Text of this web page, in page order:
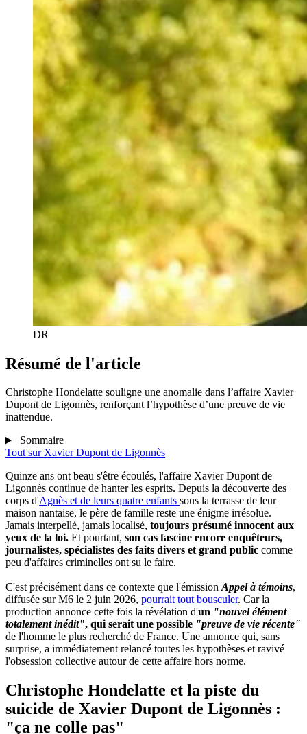
DR
Résumé de l'article
Christophe Hondelatte souligne une anomalie dans l’affaire Xavier
Dupont de Ligonnès, renforçant l’hypothèse d’une preuve de vie
inattendue.
Sommaire
Tout surXavier Dupont de Ligonnès
Quinze ans ont beau s'être écoulés, l'affaire Xavier Dupont de
Ligonnès continue de hanter les esprits. Depuis la découverte des
corps d'Agnès et de leurs quatre enfants sous la terrasse de leur
maison nantaise, le père de famille reste une énigme irrésolue.
Jamais interpellé, jamais localisé, toujours présumé innocent aux
yeux de la loi. Et pourtant, son cas fascine encore enquêteurs,
journalistes, spécialistes des faits divers et grand public comme
peu d'affaires criminelles ont su le faire.
C'est précisément dans ce contexte que l'émission Appel à témoins,
diffusée sur M6 le 2 juin 2026, pourrait tout bousculer. Car la
production annonce cette fois la révélation d'un "nouvel élément
totalement inédit", qui serait une possible "preuve de vie récente"
de l'homme le plus recherché de France. Une annonce qui, sans
surprise, a immédiatement relancé toutes les hypothèses et ravivé
l'obsession collective autour de cette affaire hors norme.
Christophe Hondelatte et la piste du
suicide de Xavier Dupont de Ligonnès :
"ça ne colle pas"